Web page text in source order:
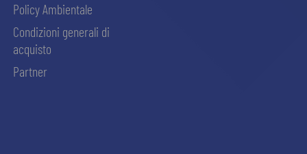
Policy Ambientale
Condizioni generali di
acquisto
Partner